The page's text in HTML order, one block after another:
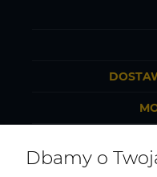
Dbamy o